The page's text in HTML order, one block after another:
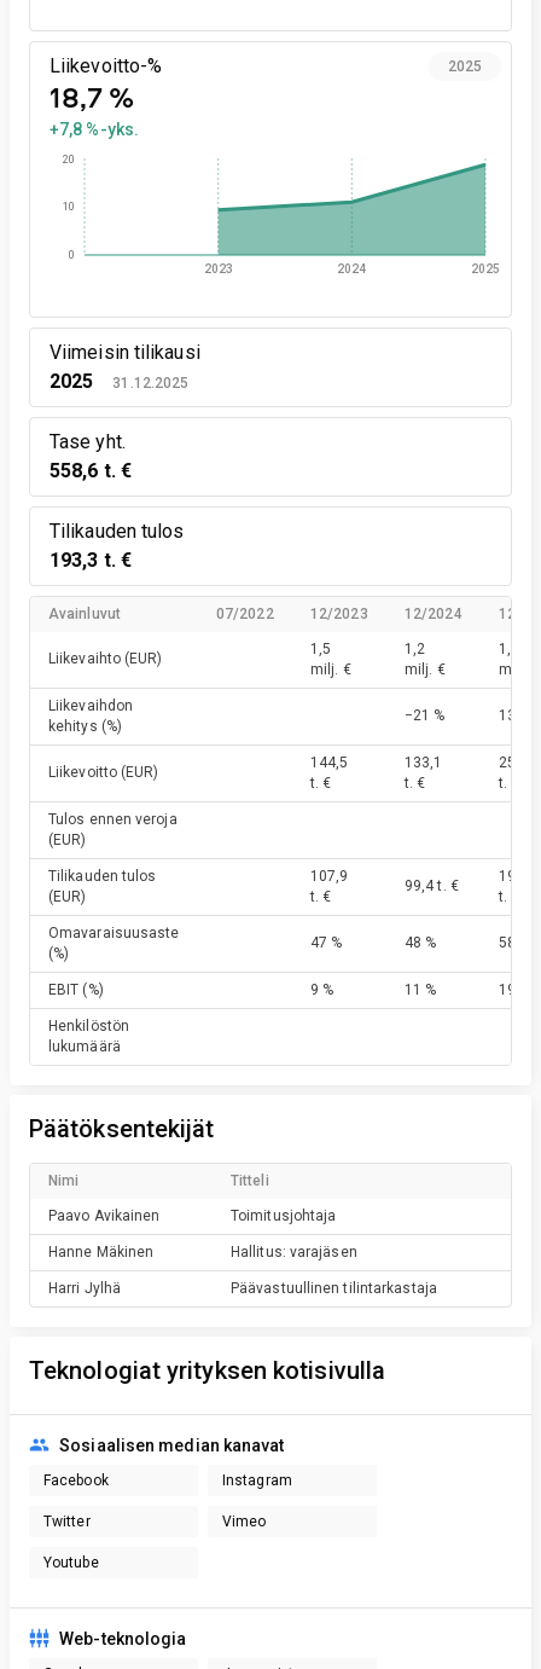
Liikevoitto-%
18,7 %
+7,8 %-yks.
2025
2023 2024 2025
0
10
20
Viimeisin tilikausi
2025
31.12.2025
Tase yht.
558,6 t. €
Tilikauden tulos
193,3 t. €
Avainluvut 07/2022 12/2023 12/2024 12/
Liikevaihto (EUR)
1,5
milj. €
1,2
milj. €
1,4
milj. €
Liikevaihdon
kehitys (%)
−21 % 13 %
Liikevoitto (EUR)
144,5
t. €
133,1
t. €
256,0
t. €
Tulos ennen veroja
(EUR)
Tilikauden tulos
(EUR)
107,9
t. €
99,4 t. €
193,3
t. €
Omavaraisuusaste
(%)
47 % 48 % 58 %
EBIT (%) 9 % 11 % 19 %
Henkilöstön
lukumäärä
Päätöksentekijät
Nimi Titteli
Paavo Avikainen Toimitusjohtaja
Hanne Mäkinen Hallitus: varajäsen
Harri Jylhä Päävastuullinen tilintarkastaja
Teknologiat yrityksen kotisivulla
Sosiaalisen median kanavat
Facebook Instagram
Twitter Vimeo
Youtube
Web-teknologia